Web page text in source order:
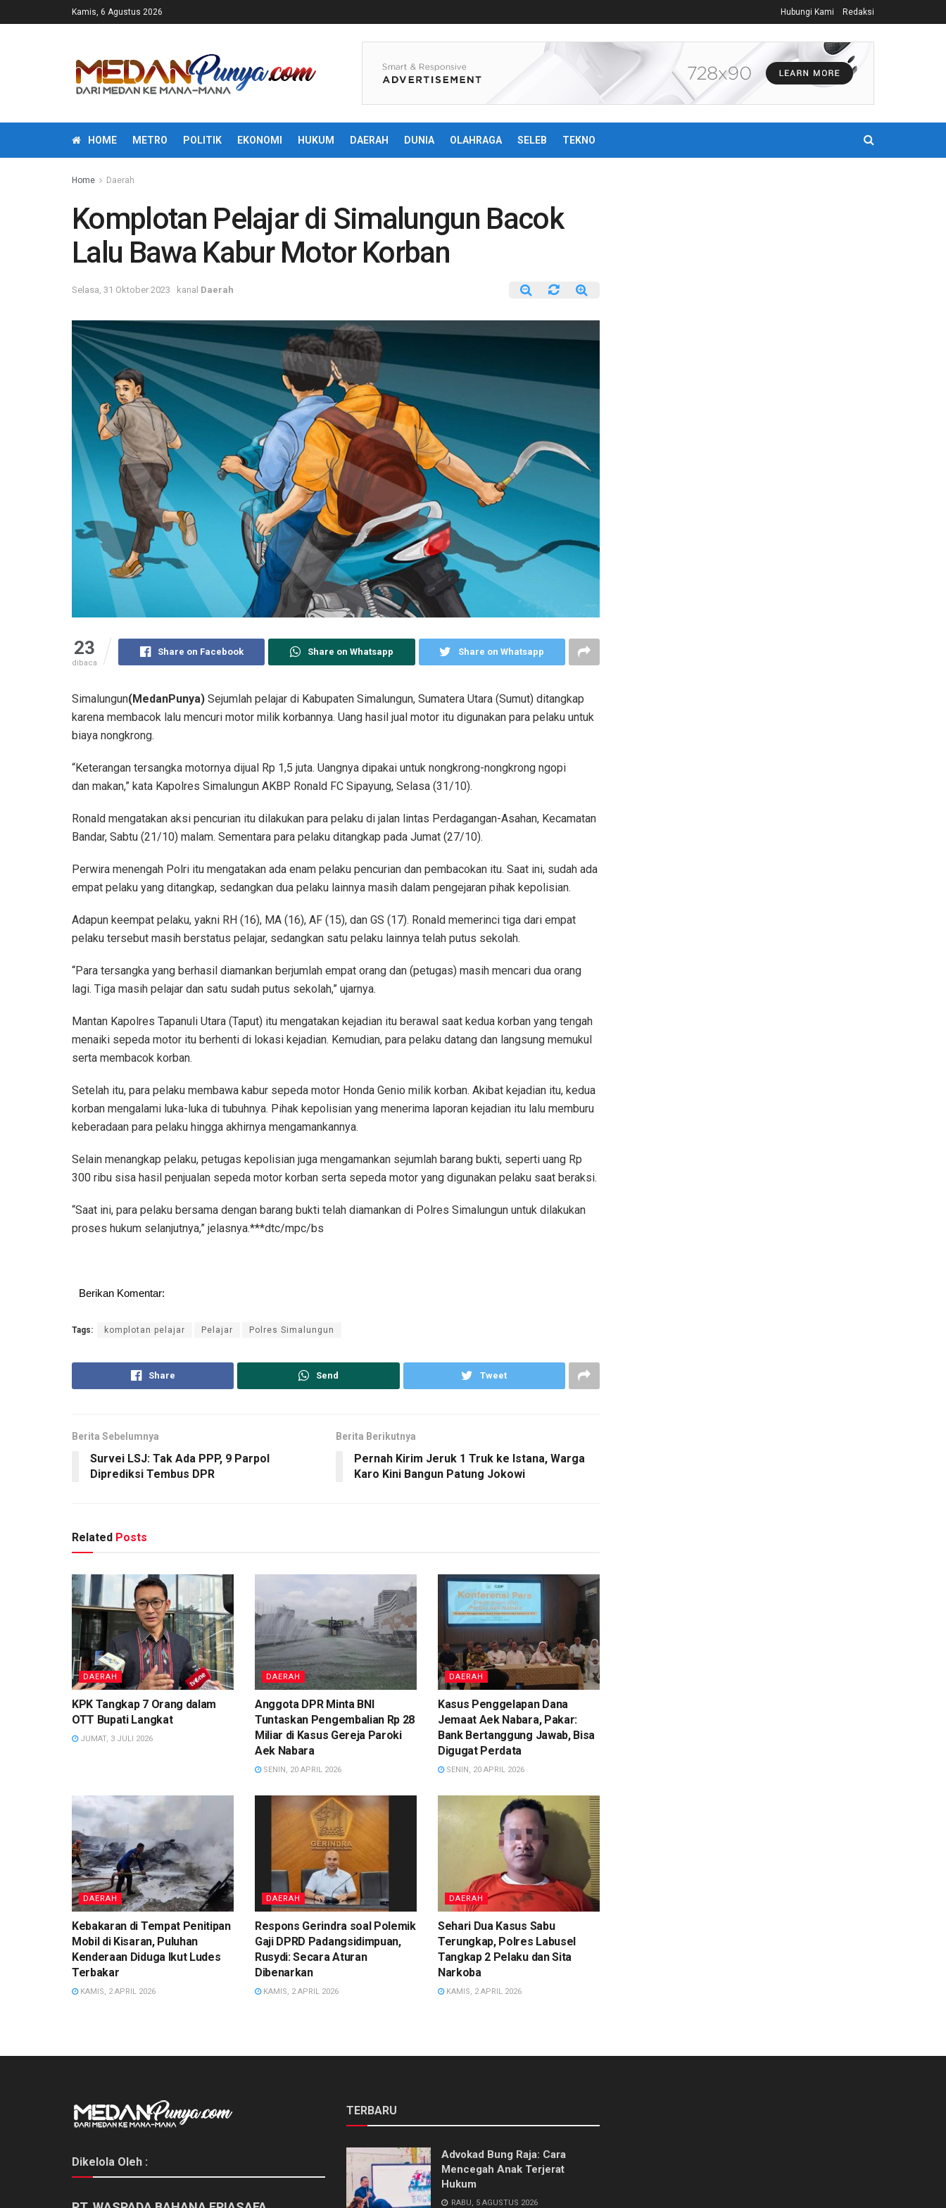
Kamis, 6 Agustus 2026 Hubungi Kami Redaksi
HOME METRO POLITIK EKONOMI HUKUM DAERAH DUNIA OLAHRAGA SELEB TEKNO
Home Daerah
Komplotan Pelajar di Simalungun Bacok
Lalu Bawa Kabur Motor Korban
Selasa, 31 Oktober 2023 kanal Daerah
23
dibaca
Share on Facebook Share on Whatsapp Share on Whatsapp
Simalungun(MedanPunya) Sejumlah pelajar di Kabupaten Simalungun, Sumatera Utara (Sumut) ditangkap
karena membacok lalu mencuri motor milik korbannya. Uang hasil jual motor itu digunakan para pelaku untuk
biaya nongkrong.
“Keterangan tersangka motornya dijual Rp 1,5 juta. Uangnya dipakai untuk nongkrong-nongkrong ngopi
dan makan,” kata Kapolres Simalungun AKBP Ronald FC Sipayung, Selasa (31/10).
Ronald mengatakan aksi pencurian itu dilakukan para pelaku di jalan lintas Perdagangan-Asahan, Kecamatan
Bandar, Sabtu (21/10) malam. Sementara para pelaku ditangkap pada Jumat (27/10).
Perwira menengah Polri itu mengatakan ada enam pelaku pencurian dan pembacokan itu. Saat ini, sudah ada
empat pelaku yang ditangkap, sedangkan dua pelaku lainnya masih dalam pengejaran pihak kepolisian.
Adapun keempat pelaku, yakni RH (16), MA (16), AF (15), dan GS (17). Ronald memerinci tiga dari empat
pelaku tersebut masih berstatus pelajar, sedangkan satu pelaku lainnya telah putus sekolah.
“Para tersangka yang berhasil diamankan berjumlah empat orang dan (petugas) masih mencari dua orang
lagi. Tiga masih pelajar dan satu sudah putus sekolah,” ujarnya.
Mantan Kapolres Tapanuli Utara (Taput) itu mengatakan kejadian itu berawal saat kedua korban yang tengah
menaiki sepeda motor itu berhenti di lokasi kejadian. Kemudian, para pelaku datang dan langsung memukul
serta membacok korban.
Setelah itu, para pelaku membawa kabur sepeda motor Honda Genio milik korban. Akibat kejadian itu, kedua
korban mengalami luka-luka di tubuhnya. Pihak kepolisian yang menerima laporan kejadian itu lalu memburu
keberadaan para pelaku hingga akhirnya mengamankannya.
Selain menangkap pelaku, petugas kepolisian juga mengamankan sejumlah barang bukti, seperti uang Rp
300 ribu sisa hasil penjualan sepeda motor korban serta sepeda motor yang digunakan pelaku saat beraksi.
“Saat ini, para pelaku bersama dengan barang bukti telah diamankan di Polres Simalungun untuk dilakukan
proses hukum selanjutnya,” jelasnya.***dtc/mpc/bs
Berikan Komentar:
Tags: komplotan pelajar Pelajar Polres Simalungun
Share Send Tweet
Berita Sebelumnya
Survei LSJ: Tak Ada PPP, 9 Parpol
Diprediksi Tembus DPR
Berita Berikutnya
Pernah Kirim Jeruk 1 Truk ke Istana, Warga
Karo Kini Bangun Patung Jokowi
Related Posts
DAERAH
KPK Tangkap 7 Orang dalam
OTT Bupati Langkat
JUMAT, 3 JULI 2026
DAERAH
Anggota DPR Minta BNI
Tuntaskan Pengembalian Rp 28
Miliar di Kasus Gereja Paroki
Aek Nabara
SENIN, 20 APRIL 2026
DAERAH
Kasus Penggelapan Dana
Jemaat Aek Nabara, Pakar:
Bank Bertanggung Jawab, Bisa
Digugat Perdata
SENIN, 20 APRIL 2026
DAERAH
Kebakaran di Tempat Penitipan
Mobil di Kisaran, Puluhan
Kenderaan Diduga Ikut Ludes
Terbakar
KAMIS, 2 APRIL 2026
DAERAH
Respons Gerindra soal Polemik
Gaji DPRD Padangsidimpuan,
Rusydi: Secara Aturan
Dibenarkan
KAMIS, 2 APRIL 2026
DAERAH
Sehari Dua Kasus Sabu
Terungkap, Polres Labusel
Tangkap 2 Pelaku dan Sita
Narkoba
KAMIS, 2 APRIL 2026
Dikelola Oleh :
TERBARU
Advokad Bung Raja: Cara
Mencegah Anak Terjerat
Hukum
RABU, 5 AGUSTUS 2026